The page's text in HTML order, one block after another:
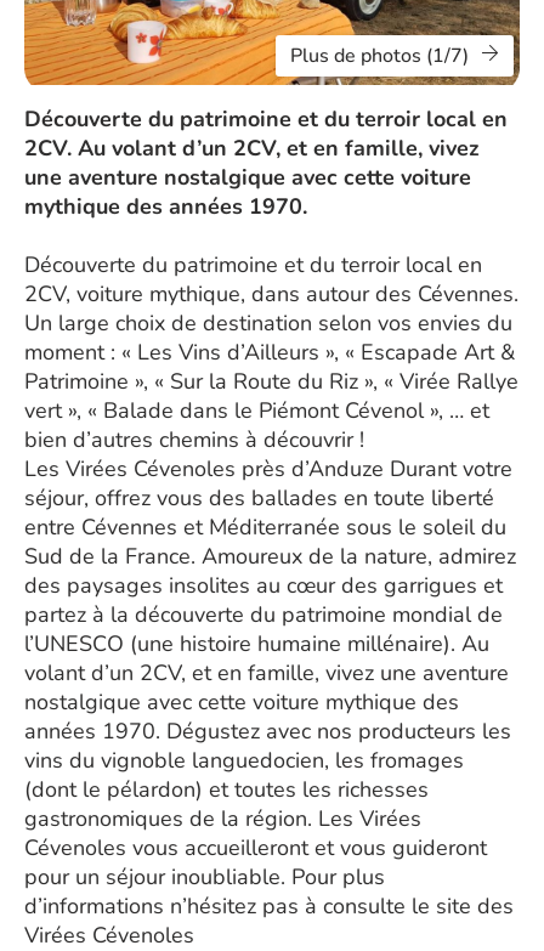
Plus de photos (1/7)
Découverte du patrimoine et du terroir local en
2CV. Au volant d’un 2CV, et en famille, vivez
une aventure nostalgique avec cette voiture
mythique des années 1970.
Découverte du patrimoine et du terroir local en
2CV, voiture mythique, dans autour des Cévennes.
Un large choix de destination selon vos envies du
moment : « Les Vins d’Ailleurs », « Escapade Art &
Patrimoine », « Sur la Route du Riz », « Virée Rallye
vert », « Balade dans le Piémont Cévenol », … et
bien d’autres chemins à découvrir !
Les Virées Cévenoles près d’Anduze Durant votre
séjour, offrez vous des ballades en toute liberté
entre Cévennes et Méditerranée sous le soleil du
Sud de la France. Amoureux de la nature, admirez
des paysages insolites au cœur des garrigues et
partez à la découverte du patrimoine mondial de
l’UNESCO (une histoire humaine millénaire). Au
volant d’un 2CV, et en famille, vivez une aventure
nostalgique avec cette voiture mythique des
années 1970. Dégustez avec nos producteurs les
vins du vignoble languedocien, les fromages
(dont le pélardon) et toutes les richesses
gastronomiques de la région. Les Virées
Cévenoles vous accueilleront et vous guideront
pour un séjour inoubliable. Pour plus
d’informations n’hésitez pas à consulte le site des
Virées Cévenoles